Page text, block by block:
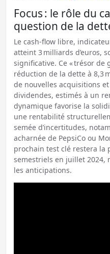
Focus : le rôle du
question de la
Le cash-flow libre,
atteint 3 milliards d’euros,
significative. Ce « trésor de
réduction de la dette à 8,3
de nouvelles acquisitions
dividendes, estimés à un
dynamique favorise la
une rentabilité
semée d’incertitudes,
acharnée de PepsiCo ou
prochain test clé restera la
semestriels en juillet
les anticipations.